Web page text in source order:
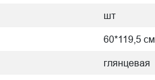
шт
60*119,5 см
глянцевая